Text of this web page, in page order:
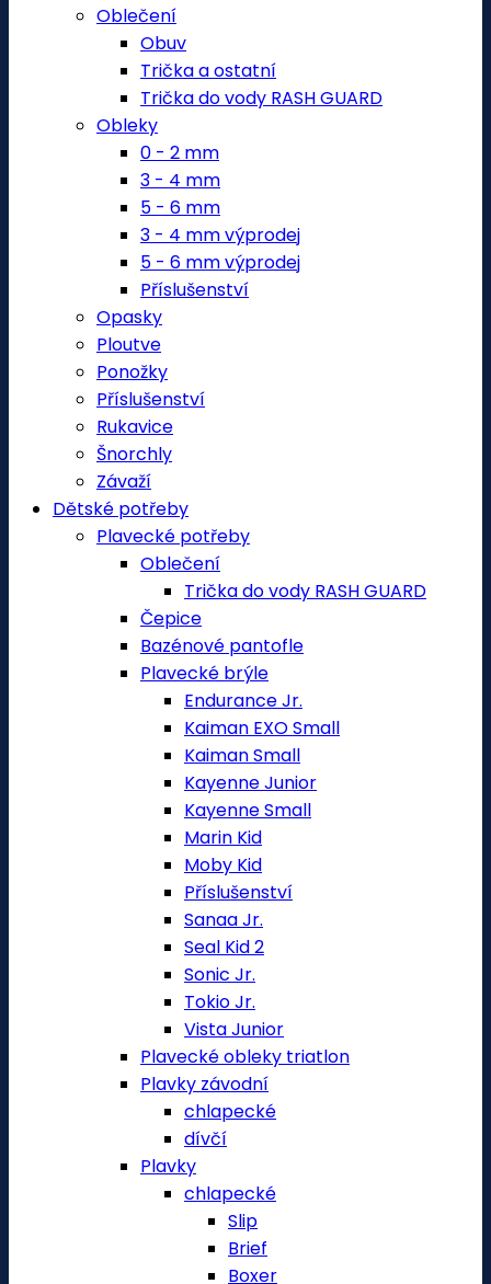
Oblečení
Obuv
Trička a ostatní
Trička do vody RASH GUARD
Obleky
0 - 2 mm
3 - 4 mm
5 - 6 mm
3 - 4 mm výprodej
5 - 6 mm výprodej
Příslušenství
Opasky
Ploutve
Ponožky
Příslušenství
Rukavice
Šnorchly
Závaží
Dětské potřeby
Plavecké potřeby
Oblečení
Trička do vody RASH GUARD
Čepice
Bazénové pantofle
Plavecké brýle
Endurance Jr.
Kaiman EXO Small
Kaiman Small
Kayenne Junior
Kayenne Small
Marin Kid
Moby Kid
Příslušenství
Sanaa Jr.
Seal Kid 2
Sonic Jr.
Tokio Jr.
Vista Junior
Plavecké obleky triatlon
Plavky závodní
chlapecké
dívčí
Plavky
chlapecké
Slip
Brief
Boxer